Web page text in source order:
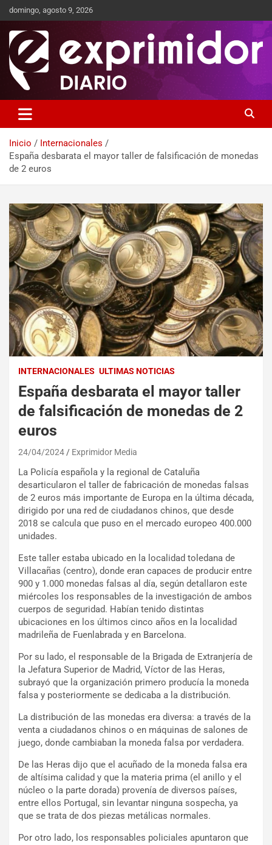
domingo, agosto 9, 2026
Exprimidor media
Inicio
Internacionales
España desbarata el mayor taller de falsificación de monedas
de 2 euros
INTERNACIONALES ULTIMAS NOTICIAS
España desbarata el mayor taller
de falsificación de monedas de 2
euros
24/04/2024 Exprimidor Media
La Policía española y la regional de Cataluña
desarticularon el taller de fabricación de monedas falsas
de 2 euros más importante de Europa en la última década,
dirigido por una red de ciudadanos chinos, que desde
2018 se calcula que puso en el mercado europeo 400.000
unidades.
Este taller estaba ubicado en la localidad toledana de
Villacañas (centro), donde eran capaces de producir entre
900 y 1.000 monedas falsas al día, según detallaron este
miércoles los responsables de la investigación de ambos
cuerpos de seguridad. Habían tenido distintas
ubicaciones en los últimos cinco años en la localidad
madrileña de Fuenlabrada y en Barcelona.
Por su lado, el responsable de la Brigada de Extranjería de
la Jefatura Superior de Madrid, Víctor de las Heras,
subrayó que la organización primero producía la moneda
falsa y posteriormente se dedicaba a la distribución.
La distribución de las monedas era diversa: a través de la
venta a ciudadanos chinos o en máquinas de salones de
juego, donde cambiaban la moneda falsa por verdadera.
De las Heras dijo que el acuñado de la moneda falsa era
de altísima calidad y que la materia prima (el anillo y el
núcleo o la parte dorada) provenía de diversos países,
entre ellos Portugal, sin levantar ninguna sospecha, ya
que se trata de dos piezas metálicas normales.
Por otro lado, los responsables policiales apuntaron que